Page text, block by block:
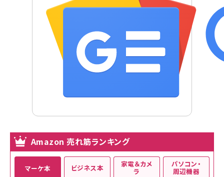
Amazon 売れ筋ランキング
マーケ本 ビジネス本 家電＆カメ
ラ
パソコン・
周辺機器